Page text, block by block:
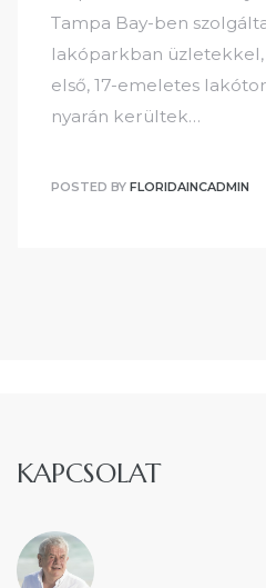
Tampa Bay-ben
lakóparkban
első, 17-emeletes
nyarán kerültek…
POSTED BY FLORIDAINCADMIN
KAPCSOLAT